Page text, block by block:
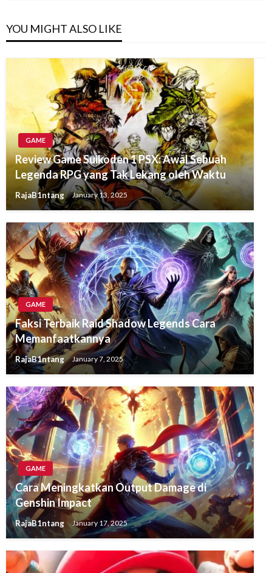
YOU MIGHT ALSO LIKE
GAME
Review Game Suikoden 1 PSX: Awal Sebuah
Legenda RPG yang Tak Lekang oleh Waktu
RajaB1ntang January 13, 2025
GAME
Faksi Terbaik Raid Shadow Legends Cara
Memanfaatkannya
RajaB1ntang January 7, 2025
GAME
Cara Meningkatkan Output Damage di
Genshin Impact
RajaB1ntang January 17, 2025